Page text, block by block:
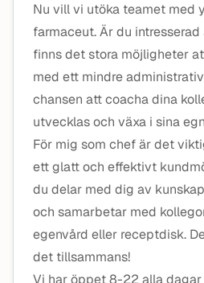
Nu vill vi utöka teamet med
farmaceut. Är du intresserad
finns det stora möjligheter
med ett mindre
chansen att coacha dina
utvecklas och växa i sina
För mig som chef är det
ett glatt och effektivt
du delar med dig av
och samarbetar med
egenvård eller receptdisk.
det tillsammans!
Vi har öppet8-22 alla dagar